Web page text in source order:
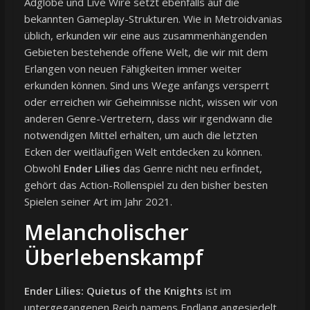
bekannten Gameplay-Strukturen. Wie in Metroidvanias
üblich, erkunden wir eine aus zusammenhängenden
Gebieten bestehende offene Welt, die wir mit dem
Erlangen von neuen Fähigkeiten immer weiter
erkunden können. Sind uns Wege anfangs versperrt
oder erreichen wir Geheimnisse nicht, wissen wir von
anderen Genre-Vertretern, dass wir irgendwann die
notwendigen Mittel erhalten, um auch die letzten
Ecken der weitläufigen Welt entdecken zu können.
Obwohl Ender Lilies das Genre nicht neu erfindet,
gehört das Action-Rollenspiel zu den bisher besten
Spielen seiner Art im Jahr 2021.
Melancholischer
Überlebenskampf
Ender Lilies: Quietus of the Knights ist im